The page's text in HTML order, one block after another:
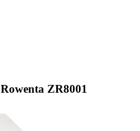
Rowenta ZR8001